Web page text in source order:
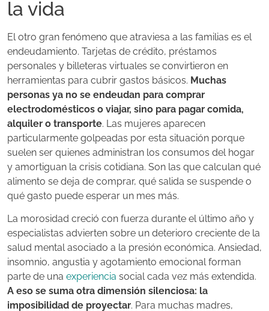
la vida
El otro gran fenómeno que atraviesa a las familias es el
endeudamiento. Tarjetas de crédito, préstamos
personales y billeteras virtuales se convirtieron en
herramientas para cubrir gastos básicos. Muchas
personas ya no se endeudan para comprar
electrodomésticos o viajar, sino para pagar comida,
alquiler o transporte. Las mujeres aparecen
particularmente golpeadas por esta situación porque
suelen ser quienes administran los consumos del hogar
y amortiguan la crisis cotidiana. Son las que calculan qué
alimento se deja de comprar, qué salida se suspende o
qué gasto puede esperar un mes más.
La morosidad creció con fuerza durante el último año y
especialistas advierten sobre un deterioro creciente de la
salud mental asociado a la presión económica. Ansiedad,
insomnio, angustia y agotamiento emocional forman
parte de una experiencia social cada vez más extendida.
A eso se suma otra dimensión silenciosa: la
imposibilidad de proyectar. Para muchas madres,